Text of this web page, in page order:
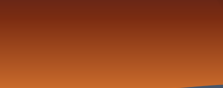
en kısa sürede adresinize ulaştırılır.